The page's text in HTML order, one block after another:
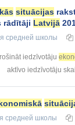
situācijas
rādītāji Latvijā
средней школы
iedzīvotāju
aktīvo iedzīvotāju
средней школы